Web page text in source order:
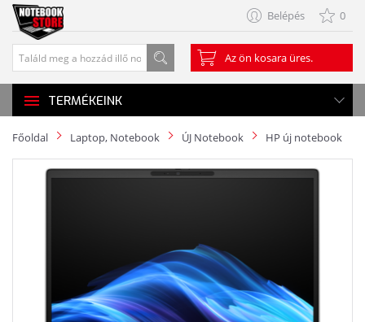
Belépés 0
Az ön kosara üres.
TERMÉKEINK
Főoldal Laptop, Notebook ÚJ Notebook HP új notebook